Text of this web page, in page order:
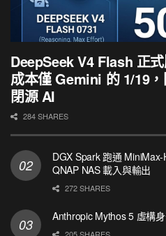
DeepSeek V4 Flash 正
成本僅 Gemini 的 1/19
閉源 AI
284 SHARES
DGX Spark 跑通
QNAP NAS 載入與輸出
272 SHARES
Anthropic Mythos 5 虛構